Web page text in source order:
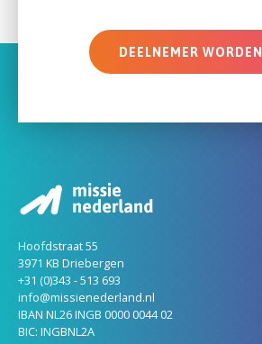
DEELNEMER WORDEN
Hoofdstraat 55
3971 KB Driebergen
+31 (0)343 - 513 693
info@missienederland.nl
IBAN NL26 INGB 0000 0044 02
BIC: INGBNL2A